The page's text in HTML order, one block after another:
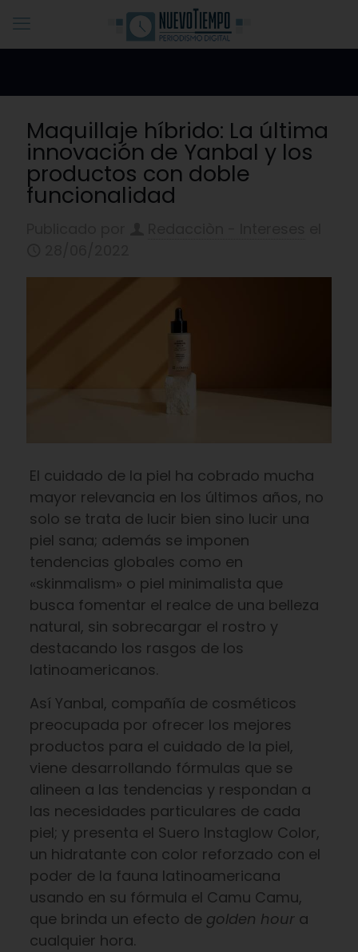
Maquillaje híbrido: La última
innovación de Yanbal y los
productos con doble
funcionalidad
El cuidado de la piel ha cobrado mucha
mayor relevancia en los últimos años, no
solo se trata de lucir bien sino lucir una
piel sana; además se imponen
tendencias globales como en
«skinmalism» o piel minimalista que
busca fomentar el realce de una belleza
natural, sin sobrecargar el rostro y
destacando los rasgos de los
latinoamericanos.
Así Yanbal, compañía de cosméticos
preocupada por ofrecer los mejores
productos para el cuidado de la piel,
viene desarrollando fórmulas que se
alineen a las tendencias y respondan a
las necesidades particulares de cada
piel; y presenta el Suero Instaglow Color,
un hidratante con color reforzado con el
poder de la fauna latinoamericana
usando en su fórmula el Camu Camu,
que brinda un efecto de golden hour a
cualquier hora.